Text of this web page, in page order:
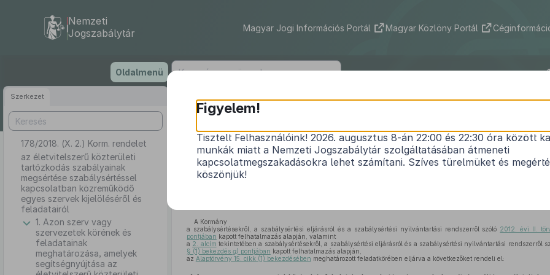
tartalomra
Nemzeti
Jogszabálytár
Magyar Jogi Információs Portál Magyar Közlöny Portál
Oldalmenü
Szerkezet
178/2018. (X. 2.) Korm. rendelet
az életvitelszerű közterületi
tartózkodás szabályainak
megsértése szabálysértéssel
kapcsolatban közreműködő
egyes szervek kijelöléséről és
feladatairól
1. Azon szerv vagy
szervezetek körének és
feladatainak
meghatározása, amelyek
segítségnyújtása az
178/2018. (X. 2.) Korm. rendelet
az életvitelszerű közterületi tartózkodás szabályainak
szabálysértéssel kapcsolatban közreműködő egyes szervek
A Kormány
a szabálysértésekről, a szabálysértési eljárásról és a szabálysértési nyilvántartási rendszerről szóló 2012. évi II.
pontjában kapott felhatalmazás alapján, valamint
a 2. alcím tekintetében a szabálysértésekről, a szabálysértési eljárásról és a szabálysértési nyilvántartási rendszerről
§ (1) bekezdés g) pontjában kapott felhatalmazás alapján,
az Alaptörvény 15. cikk (1) bekezdésében meghatározott feladatkörében eljárva a következőket rendeli el:
Figyelem!
Tisztelt Felhasználóink! 2026. augusztus 8-án 22:00 és 22:30 óra között
munkák miatt a Nemzeti Jogszabálytár szolgáltatásában átmeneti
kapcsolatmegszakadásokra lehet számítani. Szíves türelmüket és
köszönjük!